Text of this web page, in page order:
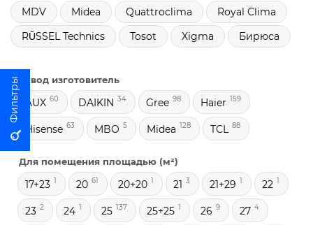
MDV
Midea Quattroclima
Royal Clima
RŬSSEL Technics
Tosot Xigma Бирюса
Завод изготовитель
AUX 60 DAIKIN 34 Gree 98 Haier 159
Hisense 63 MBO 5 Midea 128 TCL 88
Для помещения площадью (м²)
17+23 1 20 61 20+20 1 21 3 21+29 1 22 1
23 2 24 1 25 137 25+25 1 26 9 27 4